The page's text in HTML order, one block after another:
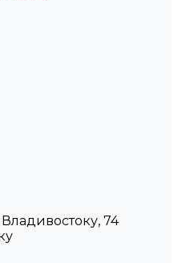
74